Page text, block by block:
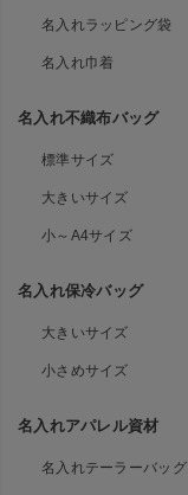
名入れラッピング袋
名入れ巾着
名入れ不織布バッグ
標準サイズ
大きいサイズ
小～A4サイズ
名入れ保冷バッグ
大きいサイズ
小さめサイズ
名入れアパレル資材
名入れテーラーバッグ